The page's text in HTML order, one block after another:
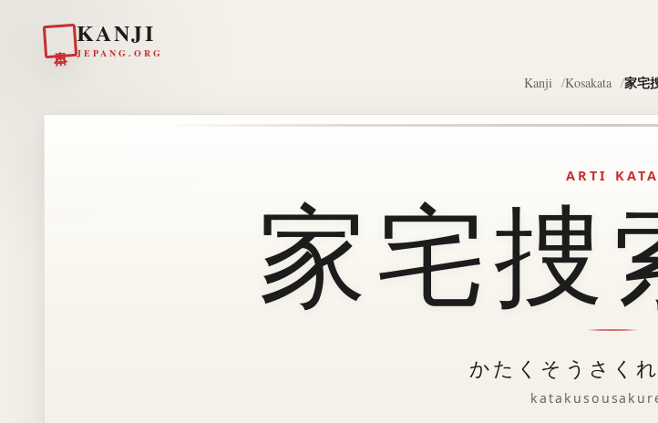
KANJI
JEPANG.ORG
Kanji Kosakata 家宅
ARTI KATA
家宅捜
かたくそうさく